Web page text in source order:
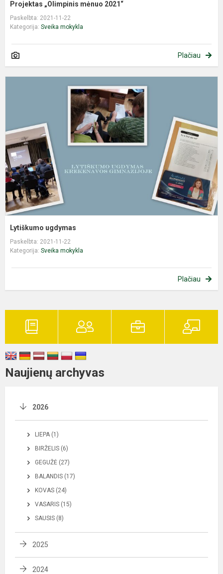
Projektas „Olimpinis mėnuo 2021“
Paskelbta: 2021-11-22
Kategorija: Sveika mokykla
Plačiau
Lytiškumo ugdymas
Paskelbta: 2021-11-22
Kategorija: Sveika mokykla
Plačiau
Naujienų archyvas
2026
LIEPA (1)
BIRŽELIS (6)
GEGUŽĖ (27)
BALANDIS (17)
KOVAS (24)
VASARIS (15)
SAUSIS (8)
2025
2024